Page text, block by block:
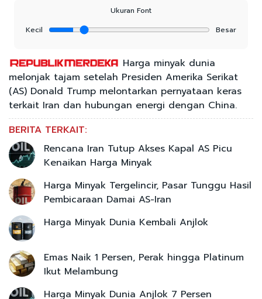
Ukuran Font
Kecil
Besar
Harga minyak dunia
melonjak tajam setelah Presiden Amerika Serikat
(AS) Donald Trump melontarkan pernyataan keras
terkait Iran dan hubungan energi dengan China.
BERITA TERKAIT:
Rencana Iran Tutup Akses Kapal AS Picu
Kenaikan Harga Minyak
Harga Minyak Tergelincir, Pasar Tunggu Hasil
Pembicaraan Damai AS-Iran
Harga Minyak Dunia Kembali Anjlok
Emas Naik 1 Persen, Perak hingga Platinum
Ikut Melambung
Harga Minyak Dunia Anjlok 7 Persen